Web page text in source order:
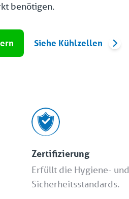
benötigen.
Siehe Kühlzellen
Zertifizierung
Erfüllt die Hygiene- und
Sicherheitsstandards.